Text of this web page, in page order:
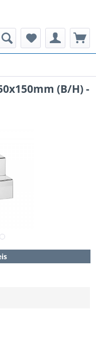
(B/H) -